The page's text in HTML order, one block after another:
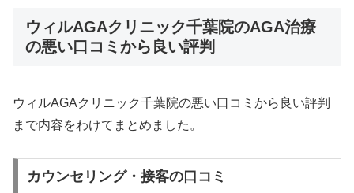
ウィルAGAクリニック千葉院のAGA治療
の悪い口コミから良い評判
ウィルAGAクリニック千葉院の悪い口コミから良い評判
まで内容をわけてまとめました。
カウンセリング・接客の口コミ